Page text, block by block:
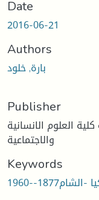
Date
2016-06-21
Authors
بارة, خلود
Publisher
العلوم الانسانية
والاجتماعية
Keywords
1960